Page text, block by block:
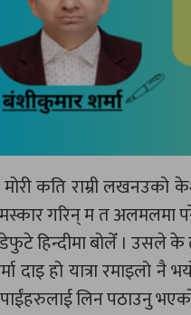
कति राम्री लखनउको
गरिन् म त अलमलमा
हिन्दीमा बोलेँ । उसले के
दाइ हो यात्रा रमाइलो
लिन पठाउनु भएको